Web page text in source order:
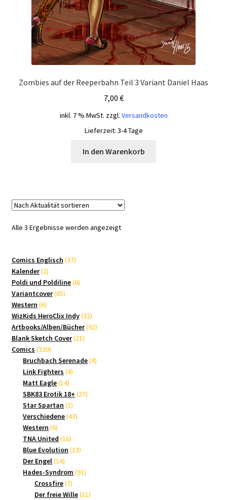
Zombies auf der Reeperbahn Teil 3 Variant Daniel Haas
7,00 €
inkl. 7 % MwSt. zzgl. Versandkosten
Lieferzeit: 3-4 Tage
In den Warenkorb
Alle 3 Ergebnisse werden angezeigtNach
Comics Englisch 3737
Kalender 22
Produkte
Poldi und Poldiline 66
Variantcover 6565
Western 66
Produkte
WizKids HeroClix Indy 3232
Produkte
Artbooks/Alben/Bücher 9292
Blank Sketch Cover 2121
Comics 330330
Produkte
Bruchbach Serenade 44
Link Fighters 44
Matt Eagle 1414
Produkte
SBK83 Erotik 18+ 2727
Star Spartan 11
Produkt
Verschiedene 4343
Western 66
Produkte
TNA United 1616
Produkte
Blue Evolution 1313
Der Engel 1414
Produkte
Hades-Syndrom 9191
Crossfire 77
Produkte
Der freie Wille 1111